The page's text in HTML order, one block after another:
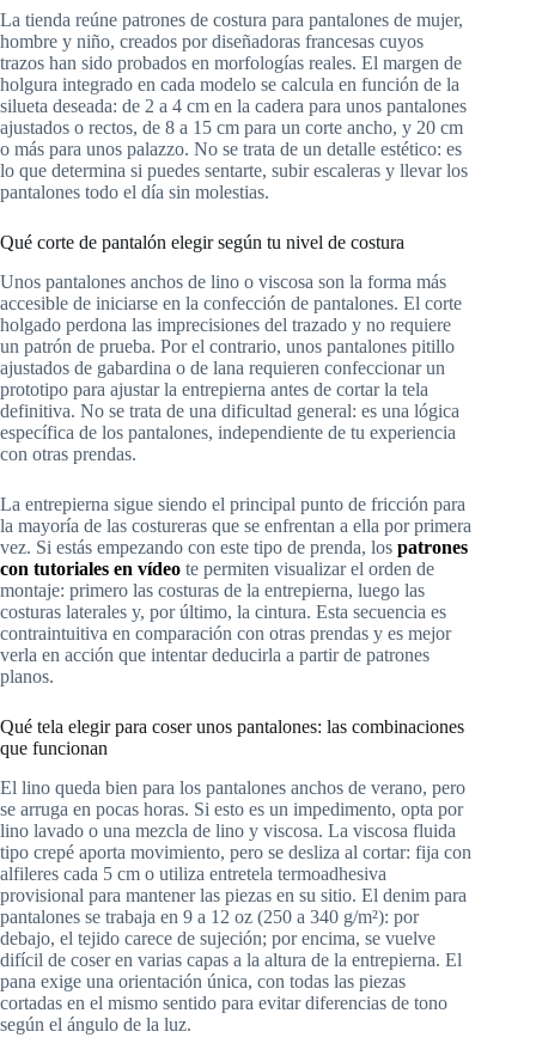
La tienda reúne patrones de costura para pantalones de mujer,
hombre y niño, creados por diseñadoras francesas cuyos
trazos han sido probados en morfologías reales. El margen de
holgura integrado en cada modelo se calcula en función de la
silueta deseada: de 2 a 4 cm en la cadera para unos pantalones
ajustados o rectos, de 8 a 15 cm para un corte ancho, y 20 cm
o más para unos palazzo. No se trata de un detalle estético: es
lo que determina si puedes sentarte, subir escaleras y llevar los
pantalones todo el día sin molestias.
Qué corte de pantalón elegir según tu nivel de costura
Unos pantalones anchos de lino o viscosa son la forma más
accesible de iniciarse en la confección de pantalones. El corte
holgado perdona las imprecisiones del trazado y no requiere
un patrón de prueba. Por el contrario, unos pantalones pitillo
ajustados de gabardina o de lana requieren confeccionar un
prototipo para ajustar la entrepierna antes de cortar la tela
definitiva. No se trata de una dificultad general: es una lógica
específica de los pantalones, independiente de tu experiencia
con otras prendas.
La entrepierna sigue siendo el principal punto de fricción para
la mayoría de las costureras que se enfrentan a ella por primera
vez. Si estás empezando con este tipo de prenda, los patrones
con tutoriales en vídeo te permiten visualizar el orden de
montaje: primero las costuras de la entrepierna, luego las
costuras laterales y, por último, la cintura. Esta secuencia es
contraintuitiva en comparación con otras prendas y es mejor
verla en acción que intentar deducirla a partir de patrones
planos.
Qué tela elegir para coser unos pantalones: las combinaciones
que funcionan
El lino queda bien para los pantalones anchos de verano, pero
se arruga en pocas horas. Si esto es un impedimento, opta por
lino lavado o una mezcla de lino y viscosa. La viscosa fluida
tipo crepé aporta movimiento, pero se desliza al cortar: fija con
alfileres cada 5 cm o utiliza entretela termoadhesiva
provisional para mantener las piezas en su sitio. El denim para
pantalones se trabaja en 9 a 12 oz (250 a 340 g/m²): por
debajo, el tejido carece de sujeción; por encima, se vuelve
difícil de coser en varias capas a la altura de la entrepierna. El
pana exige una orientación única, con todas las piezas
cortadas en el mismo sentido para evitar diferencias de tono
según el ángulo de la luz.